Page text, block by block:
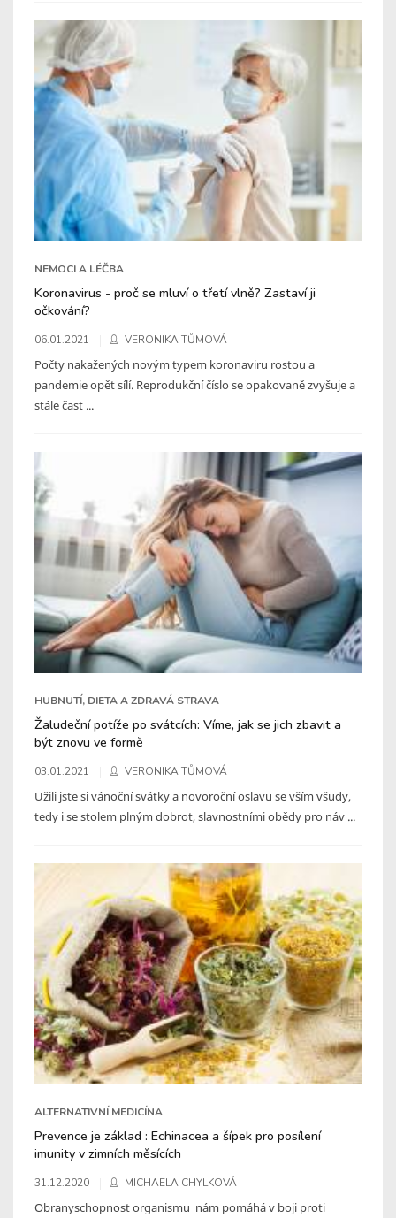
NEMOCI A LÉČBA
Koronavirus - proč se mluví o třetí vlně? Zastaví ji
očkování?
06.01.2021 VERONIKA TŮMOVÁ
Počty nakažených novým typem koronaviru rostou a
pandemie opět sílí. Reprodukční číslo se opakovaně zvyšuje a
stále čast ...
HUBNUTÍ, DIETA A ZDRAVÁ STRAVA
Žaludeční potíže po svátcích: Víme, jak se jich zbavit a
být znovu ve formě
03.01.2021 VERONIKA TŮMOVÁ
Užili jste si vánoční svátky a novoroční oslavu se vším všudy,
tedy i se stolem plným dobrot, slavnostními obědy pro náv ...
ALTERNATIVNÍ MEDICÍNA
Prevence je základ : Echinacea a šípek pro posílení
imunity v zimních měsících
31.12.2020 MICHAELA CHYLKOVÁ
Obranyschopnost organismu nám pomáhá v boji proti